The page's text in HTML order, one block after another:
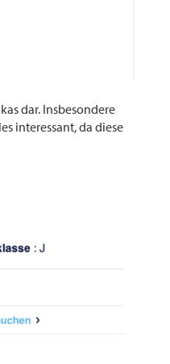
dar. Insbesondere
interessant, da diese